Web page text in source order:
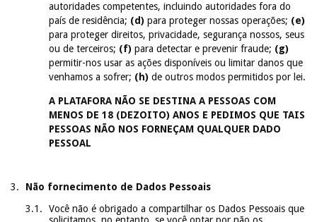
autoridades competentes, incluindo autoridades fora do
país de residência; (d) para proteger nossas operações; (e)
para proteger direitos, privacidade, segurança nossos, seus
ou de terceiros; (f) para detectar e prevenir fraude; (g)
permitir-nos usar as ações disponíveis ou limitar danos que
venhamos a sofrer; (h) de outros modos permitidos por lei.
A PLATAFORA NÃO SE DESTINA A PESSOAS COM
MENOS DE 18 (DEZOITO) ANOS E PEDIMOS QUE TAIS
PESSOAS NÃO NOS FORNEÇAM QUALQUER DADO
PESSOAL
Não fornecimento de Dados Pessoais
Você não é obrigado a compartilhar os Dados Pessoais que